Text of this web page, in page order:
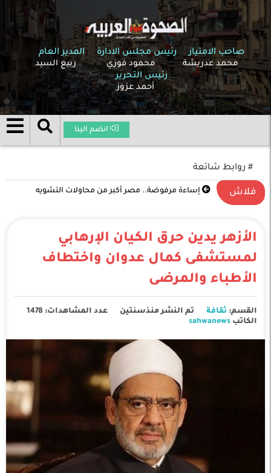
صاحب الامتياز
محمد عدريشة
رئيس مجلس الادارة
محمود فوزي
المدير العام
ربيع السيد
رئيس التحرير
أحمد عزوز
انضم الينا
# روابط شائعة
فلاش
تصعيد غير مسبوق في الشرق الأوسط .. الحرب بين
الأزهر يدين حرق الكيان الإرهابي
لمستشفى كمال عدوان واختطاف
الأطباء والمرضى
القسم: ثقافة تم النشر منذسنتين
عدد المشاهدات: 1478
الكاتب sahwanews